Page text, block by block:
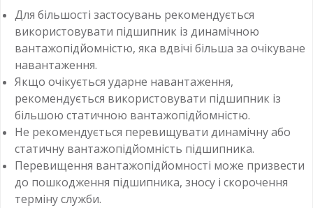
Для більшості застосувань рекомендується
використовувати підшипник із динамічною
вантажопідйомністю, яка вдвічі більша за очікуване
навантаження.
Якщо очікується ударне навантаження,
рекомендується використовувати підшипник із
більшою статичною вантажопідйомністю.
Не рекомендується перевищувати динамічну або
статичну вантажопідйомність підшипника.
Перевищення вантажопідйомності може призвести
до пошкодження підшипника, зносу і скорочення
терміну служби.